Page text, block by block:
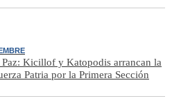
Paz: Kicillof y Katopodis arrancan la
Patria por la Primera Sección